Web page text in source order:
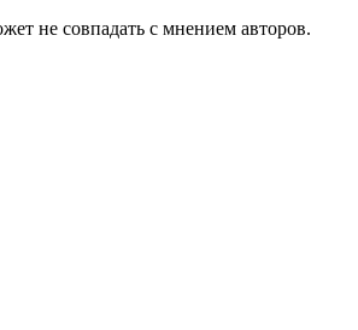
не совпадать с мнением авторов.